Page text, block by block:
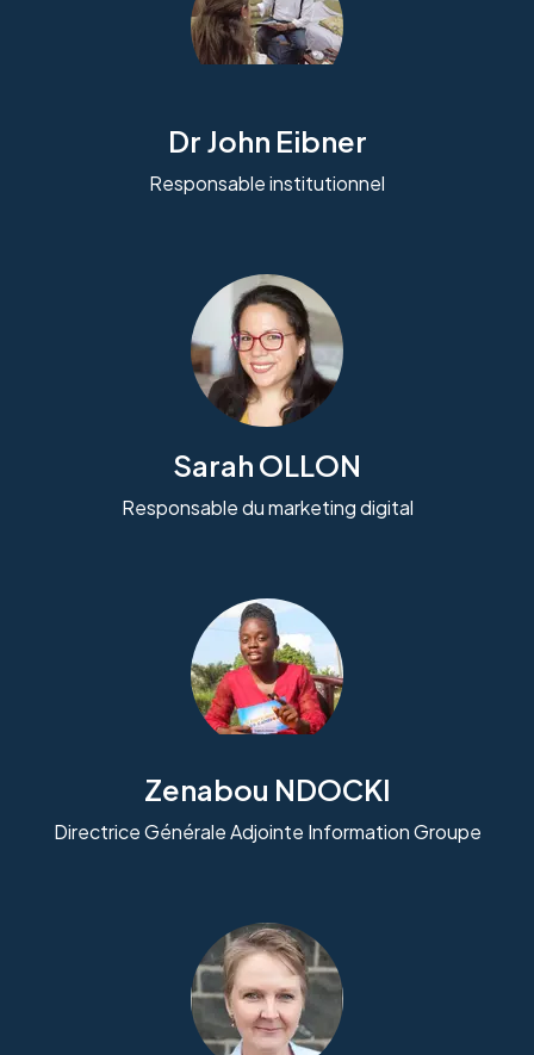
Dr John Eibner
Responsable institutionnel
Sarah OLLON
Responsable du marketing digital
Zenabou NDOCKI
Directrice Générale Adjointe Information Groupe